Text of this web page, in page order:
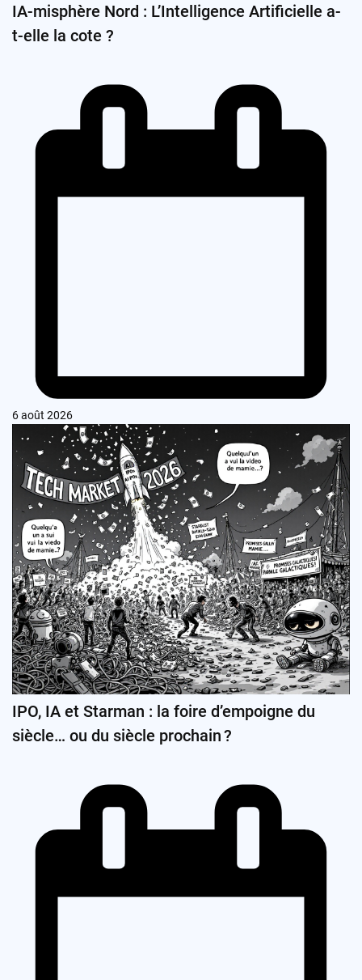
IA-misphère Nord : L’Intelligence Artificielle a-
t-elle la cote ?
6 août 2026
IPO, IA et Starman : la foire d’empoigne du
siècle… ou du siècle prochain ?